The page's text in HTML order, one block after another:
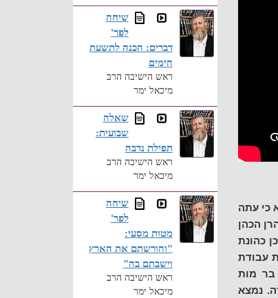
כי עתה
הכהן
כהונת
עבודת
בר מות
נמצא
שיחה
לפר'
דברים: הכנה לתשעת
הימים
ראש הישיבה הרב
מיכאל ימר
שאלה
שבועית:
תפילת נדבה
ראש הישיבה הרב
מיכאל ימר
שיחה
לפר'
מטות מסעי:
"והורשתם את הארץ
וישבתם בה"
ראש הישיבה הרב
מיכאל ימר